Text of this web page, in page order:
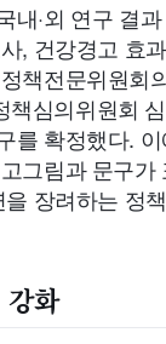
내·외 연구 결
, 건강경고 효
책전문위원회
책심의위원회
를 확정했다.
그림과 문구가
장려하는 정
강화